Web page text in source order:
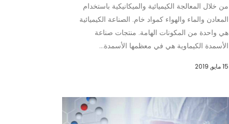
من خلال المعالجة الكيميائية والميكانيكية باستخدام
المعادن والماء والهواء كمواد خام. الصناعة الكيميائية
هي واحدة من المكونات الهامة. منتجات صناعة
الأسمدة الكيماوية هي في معظمها الأسمدة...
15 مايو, 2019